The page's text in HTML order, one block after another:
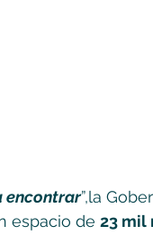
encontrar”,la
espacio de 23 mil